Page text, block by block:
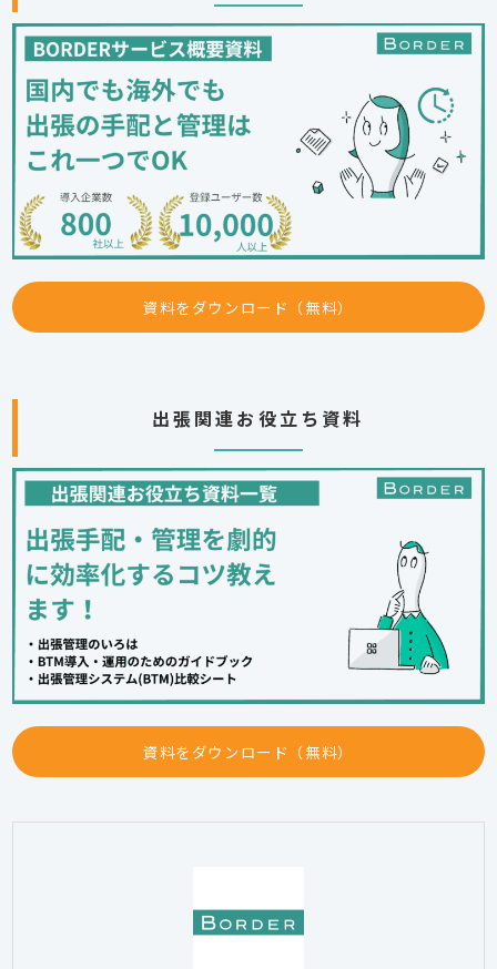
資料をダウンロード（無料）
出張関連お役立ち資料
資料をダウンロード（無料）